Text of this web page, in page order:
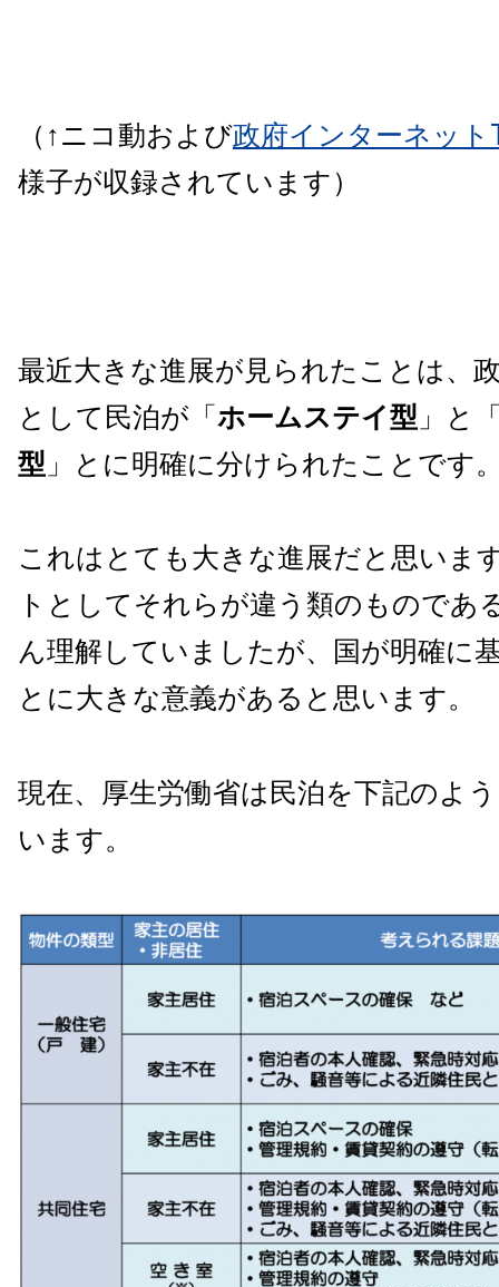
（↑ニコ動および政府インターネット
様子が収録されています）
最近大きな進展が見られたことは、
として民泊が「ホームステイ型 」と
型 」とに明確に分けられたことです
これはとても大きな進展だと思いま
トとしてそれらが違う類のものであ
ん理解していましたが、国が明確に
とに大きな意義があると思います。
現在、厚生労働省は民泊を下記のよ
います。